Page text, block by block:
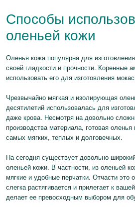
Способы
оленьей кожи
Оленья кожа популярна для
своей гладкости и прочности. Коренные
использовать его для изготовления
Чрезвычайно мягкая и изолирующая
десятилетий использовалась для
даже крова. Несмотря на довольно
производства материала, готовая
самых мягких, теплых и долговечных.
На сегодня существует довольно
оленьей кожи. В частности, из оленьей
мягкие и удобные перчатки. Отчасти это
слегка растягивается и прилегает к
делает ее превосходным выбором для